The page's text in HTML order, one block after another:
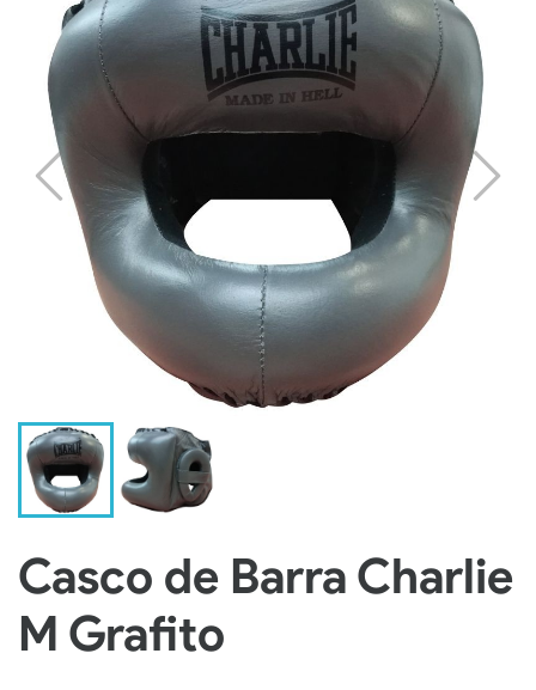
Casco de Barra Charlie
M Grafito